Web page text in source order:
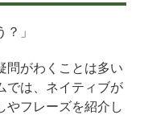
」
問がわくことは多い
では、ネイティブが
やフレーズを紹介し